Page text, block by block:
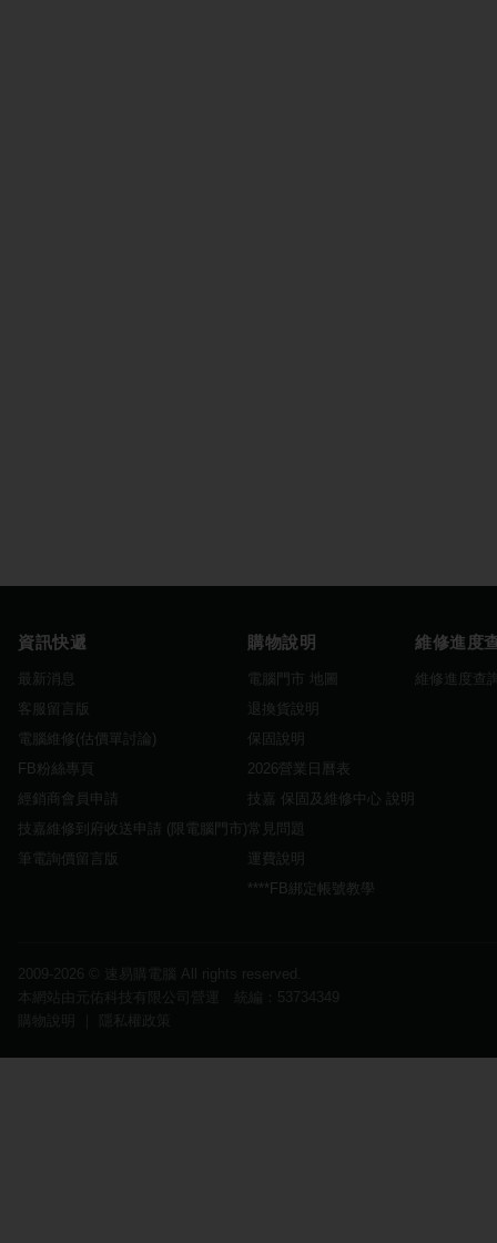
資訊快遞
最新消息
客服留言版
電腦維修(估價單討論)
FB粉絲專頁
經銷商會員申請
技嘉維修到府收送申請 (限電腦門市)
筆電詢價留言版
購物說明
電腦門市 地圖
退換貨說明
保固說明
2026營業日曆表
技嘉 保固及維修中心 說明
常見問題
運費說明
****FB綁定帳號教學
維修進度
維修進度查